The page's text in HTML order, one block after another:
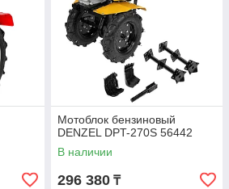
Мотоблок бензиновый
DENZEL DPT-270S 56442
В наличии
296 380 ₸